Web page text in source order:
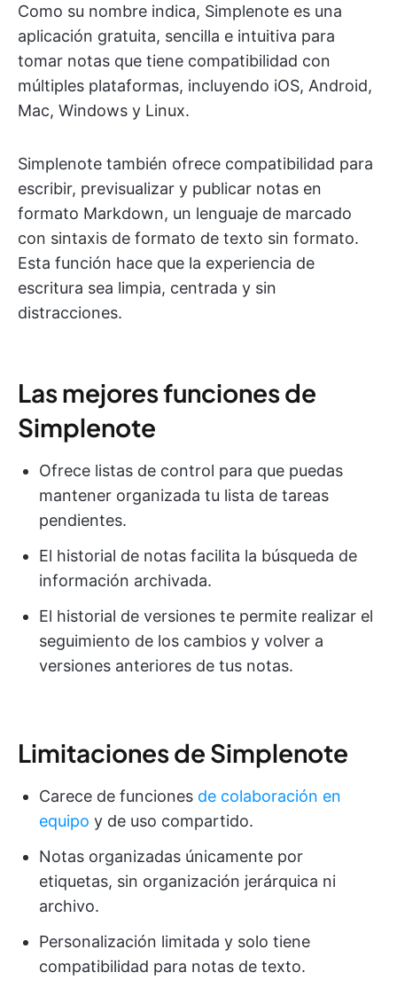
Como su nombre indica, Simplenote es una
aplicación gratuita, sencilla e intuitiva para
tomar notas que tiene compatibilidad con
múltiples plataformas, incluyendo iOS, Android,
Mac, Windows y Linux.
Simplenote también ofrece compatibilidad para
escribir, previsualizar y publicar notas en
formato Markdown, un lenguaje de marcado
con sintaxis de formato de texto sin formato.
Esta función hace que la experiencia de
escritura sea limpia, centrada y sin
distracciones.
Las mejores funciones de
Simplenote
Ofrece listas de control para que puedas
mantener organizada tu lista de tareas
pendientes.
El historial de notas facilita la búsqueda de
información archivada.
El historial de versiones te permite realizar el
seguimiento de los cambios y volver a
versiones anteriores de tus notas.
Limitaciones de Simplenote
Carece de funciones de colaboración en
equipo y de uso compartido.
Notas organizadas únicamente por
etiquetas, sin organización jerárquica ni
archivo.
Personalización limitada y solo tiene
compatibilidad para notas de texto.